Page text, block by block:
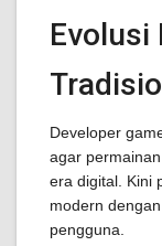
Evolusi
Developer
agar
era digital. Kini
modern
pengguna.